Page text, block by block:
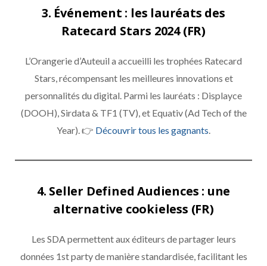
3. Événement : les lauréats des
Ratecard Stars 2024 (FR)
L’Orangerie d’Auteuil a accueilli les trophées Ratecard
Stars, récompensant les meilleures innovations et
personnalités du digital. Parmi les lauréats : Displayce
(DOOH), Sirdata & TF1 (TV), et Equativ (Ad Tech of the
Year). 👉 Découvrir tous les gagnants.
4. Seller Defined Audiences : une
alternative cookieless (FR)
Les SDA permettent aux éditeurs de partager leurs
données 1st party de manière standardisée, facilitant les